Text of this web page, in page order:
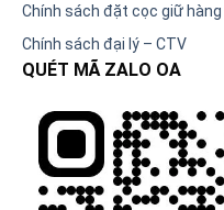
Chính sách đặt cọc giữ hàng
Chính sách đại lý – CTV
QUÉT MÃ ZALO OA